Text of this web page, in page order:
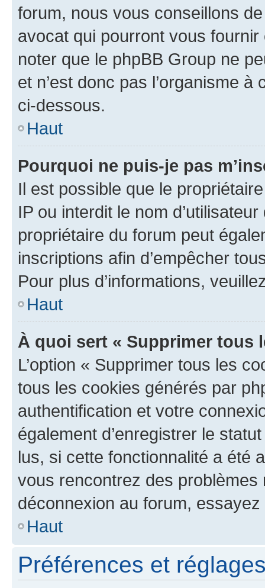
forum, nous vous conseillons
avocat qui pourront vous
noter que le phpBB Group ne
et n’est donc pas l’organisme
ci-dessous.
Haut
Pourquoi ne puis-je pas
Il est possible que le
IP ou interdit le nom
propriétaire du forum peut
inscriptions afin d’empêcher
Pour plus d’informations,
Haut
À quoi sert « Supprimer tous
L’option « Supprimer tous les
tous les cookies générés par
authentification et votre
également d’enregistrer le
lus, si cette fonctionnalité a été
vous rencontrez des
déconnexion au forum,
Haut
Préférences et